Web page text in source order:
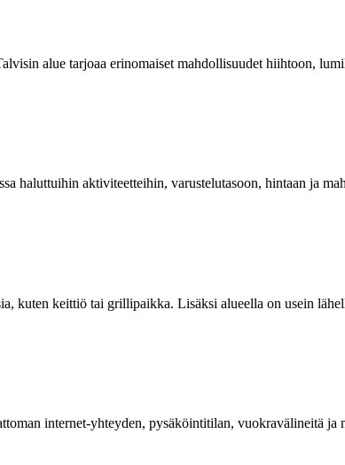
alue tarjoaa erinomaiset mahdollisuudet hiihtoon,
haluttuihin aktiviteetteihin, varustelutasoon, hintaan ja
kuten keittiö tai grillipaikka. Lisäksi alueella on usein
internet-yhteyden, pysäköintitilan, vuokravälineitä ja